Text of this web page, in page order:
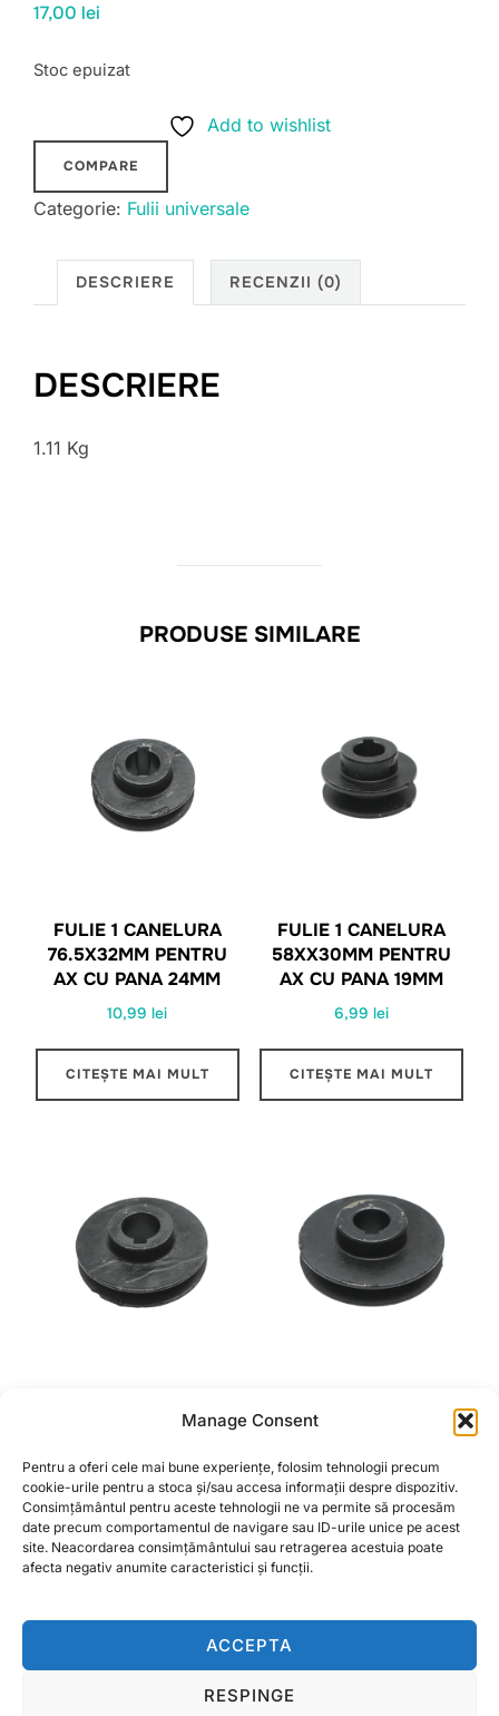
Manage Consent
Pentru a oferi cele mai bune experiențe, folosim tehnologii precum
cookie-urile pentru a stoca și/sau accesa informații despre dispozitiv.
Consimțământul pentru aceste tehnologii ne va permite să procesăm
date precum comportamentul de navigare sau ID-urile unice pe acest
site. Neacordarea consimțământului sau retragerea acestuia poate
afecta negativ anumite caracteristici și funcții.
ACCEPTA
RESPINGE
17,00 lei
Stoc epuizat
Add to wishlist
COMPARE
Categorie: Fulii universale
DESCRIERE RECENZII (0)
DESCRIERE
1.11 Kg
PRODUSE SIMILARE
FULIE 1 CANELURA
76.5X32MM PENTRU
AX CU PANA 24MM
10,99lei
CITEȘTE MAI MULT
FULIE 1 CANELURA
58XX30MM PENTRU
AX CU PANA 19MM
6,99lei
CITEȘTE MAI MULT
85X30MM PENTRU AX
CITEȘTE MAI MULT
97,5X32MM PENTRU AX
12,99lei
CITEȘTE MAI MULT